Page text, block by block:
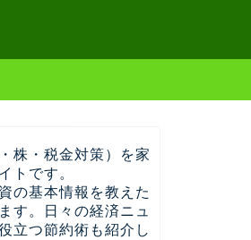
株・税金対策）を家
トです。
の基本情報を教えた
す。日々の経済ニュ
立つ節約術も紹介し